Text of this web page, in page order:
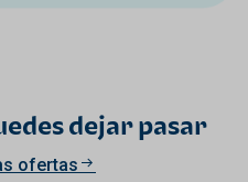
dejar pasar
ofertas